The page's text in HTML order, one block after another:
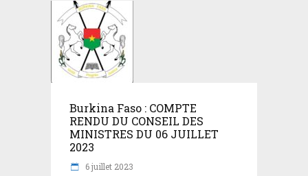
Burkina Faso : COMPTE
RENDU DU CONSEIL DES
MINISTRES DU 06 JUILLET
2023
6 juillet 2023